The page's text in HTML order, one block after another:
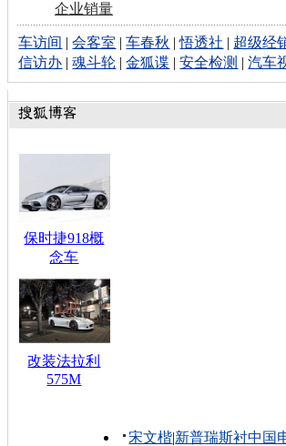
企业销量
车访间 |会客室 |车春秋 |悟透社 | 超级经
信访办 |魂斗轮 |金狐谍 |安全检测 |汽车
保时捷918概
念车
改装法拉利
575M
宋文楷|新普瑞斯衬中国